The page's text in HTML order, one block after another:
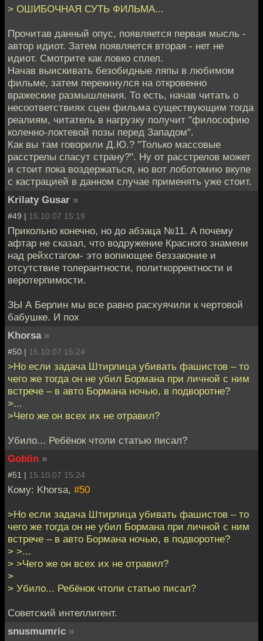
> ОШИБОЧНАЯ СУТЬ ФИЛЬМА...
Прочитав данный опус, появляется первая мысль -
автор идиот. Затем появляется вторая - нет не
идиот. Смотрите как ловко сплел.
Начав выискивать безобидные ляпы в любимом
фильме, затем перекинулся на откровенно
вражеские размышления. То есть, начав читать о
несоответствиях сцен фильма существующим тогда
реалиям, читатель в нагрузку получит "философию
коленно-локтевой позы перед Западом".
Как вы там говорили Д.Ю.? "Только массовые
расстрелы спасут страну?". Ну от расстрелов может
и стоит пока воздержаться, но вот лоботомию вкупе
с кастрацией в данном случае применять уже стоит.
Krilaty Gusar »
#49 | 15.10.07 15:19
Прикольно конечно, но до абзаца №11. А почему
афтар не сказал, что водружение Красного знамени
над рейхстагом- это вопиющее беззаконие и
отсутствие толерантности, политкорректности и
веротерпимости.
ЗЫ А Берлин мы все равно расхуячили к чертовой
бабушке. И пох
Khorsa »
#50 | 15.10.07 15:24
>Но если задача Штирлица убивать фашистов – то
чего же тогда он не убил Бормана при личной с ним
встрече – в авто Бормана ночью, в подворотне?
>...
>Чего же он всех их не отравил?
Убило... Ребёнок чтоли статью писал?
Goblin »
#51 | 15.10.07 15:24
Кому: Khorsa, #50
>Но если задача Штирлица убивать фашистов – то
чего же тогда он не убил Бормана при личной с ним
встрече – в авто Бормана ночью, в подворотне?
> >...
> >Чего же он всех их не отравил?
>
> Убило... Ребёнок чтоли статью писал?
Советский интеллигент.
snusmumric »